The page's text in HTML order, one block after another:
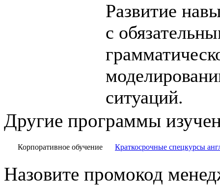
Развитие
с
ситуаций.
Другие программы
Корпоративное обучение Краткосрочные спецкурсы
Назовите промокод